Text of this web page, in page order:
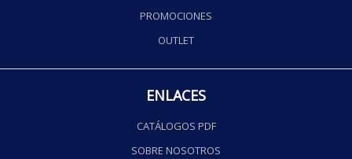
PROMOCIONES
OUTLET
ENLACES
CATÁLOGOS PDF
SOBRE NOSOTROS